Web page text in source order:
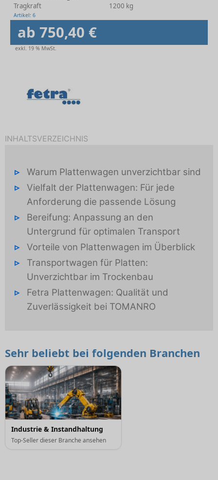
Tragkraft
1200 kg
Artikel: 6
ab 750,40 €
exkl. 19 % MwSt.
INHALTSVERZEICHNIS
Warum Plattenwagen unverzichtbar sind
Vielfalt der Plattenwagen: Für jede
Anforderung die passende Lösung
Bereifung: Anpassung an den
Untergrund für optimalen Transport
Vorteile von Plattenwagen im Überblick
Transportwagen für Platten:
Unverzichtbar im Trockenbau
Fetra Plattenwagen: Qualität und
Zuverlässigkeit bei TOMANRO
Sehr beliebt bei folgenden Branchen
Industrie & Instandhaltung
Top-Seller dieser Branche ansehen